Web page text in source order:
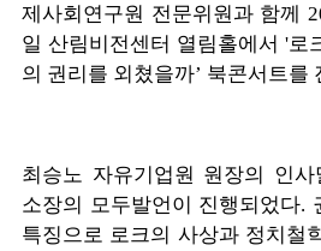
제사회연구원 전문위원과 함께
일 산림비전센터 열림홀에서 '로
의 권리를 외쳤을까’ 북콘서트를
최승노 자유기업원 원장의 인
소장의 모두발언이 진행되었다.
특징으로 로크의 사상과 정치철